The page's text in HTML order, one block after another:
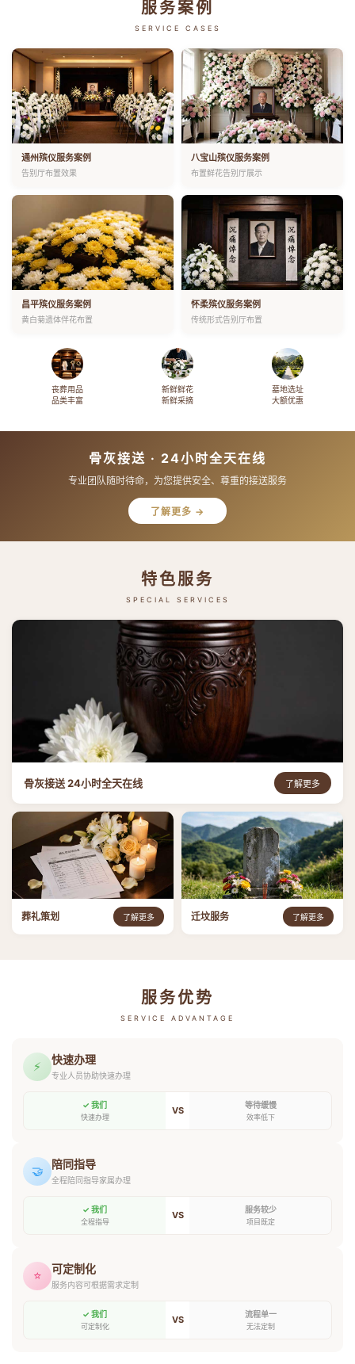
服务案例
SERVICE CASES
通州殡仪服务案例
告别厅布置效果
八宝山殡仪服务案例
布置鲜花告别厅展示
昌平殡仪服务案例
黄白菊遗体伴花布置
怀柔殡仪服务案例
传统形式告别厅布置
丧葬用品
品类丰富
新鲜鲜花
新鲜采摘
墓地选址
大额优惠
骨灰接送 · 24小时全天在线
专业团队随时待命，为您提供安全、尊重的接送服务
了解更多 →
特色服务
SPECIAL SERVICES
骨灰接送 24小时全天在线 了解更多
葬礼策划 了解更多 迁坟服务 了解更多
服务优势
SERVICE ADVANTAGE
⚡ 快速办理
专业人员协助快速办理
✓ 我们
快速办理
VS 等待缓慢
效率低下
🤝 陪同指导
全程陪同指导家属办理
✓ 我们
全程指导
VS 服务较少
项目既定
⭐ 可定制化
服务内容可根据需求定制
✓ 我们
可定制化
VS 流程单一
无法定制